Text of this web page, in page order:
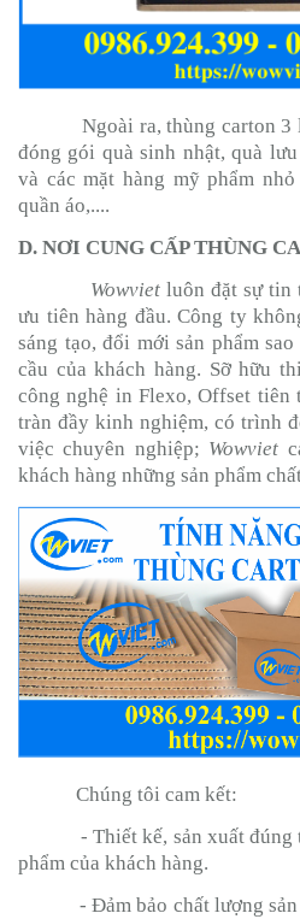
Ngoài ra, thùng carton 3
đóng gói quà sinh nhật, quà
và các mặt hàng mỹ phẩm
quần áo,....
D. NƠI CUNG CẤP THÙNG
Wowviet luôn đặt sự tin
ưu tiên hàng đầu. Công ty
sáng tạo, đổi mới sản phẩm
cầu của khách hàng. Sỡ hữu
công nghệ in Flexo, Offset
tràn đầy kinh nghiệm, có trình
việc chuyên nghiệp; Wowviet
khách hàng những sản phẩm
Chúng tôi cam kết:
- Thiết kế, sản xuất đúng
phẩm của khách hàng.
- Đảm bảo chất lượng sản